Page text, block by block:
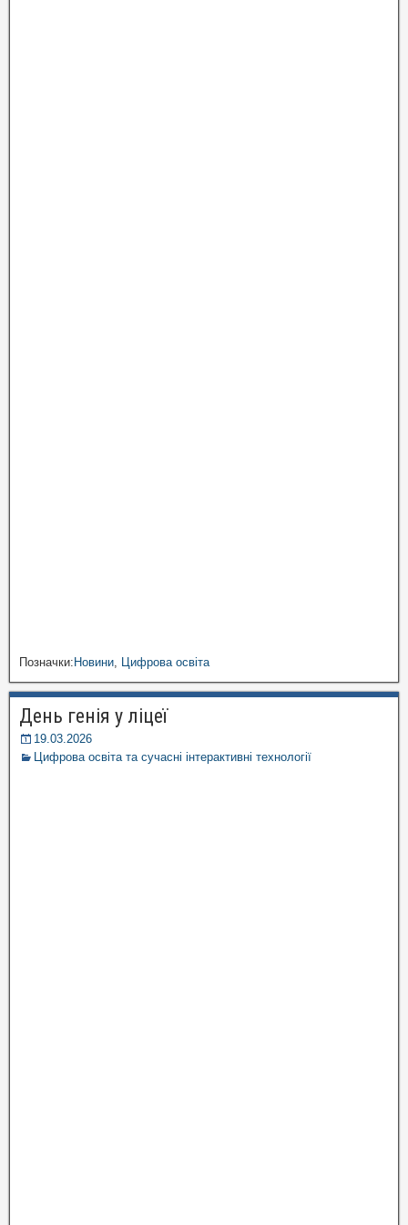
Позначки:Новини Цифрова освіта
День генія у ліцеї
19.03.2026
Цифрова освіта та сучасні інтерактивні технології